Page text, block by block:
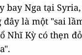
bay Nga tại
đây là một "sai
Nhĩ Kỳ có thẹn